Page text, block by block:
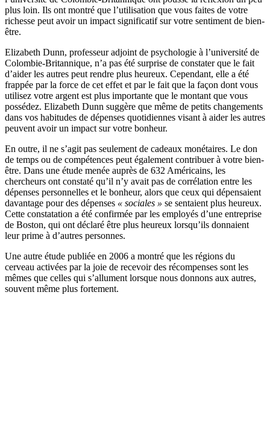
plus loin. Ils ont montré que l’utilisation que vous faites de votre
richesse peut avoir un impact significatif sur votre sentiment de bien-
être.
Elizabeth Dunn, professeur adjoint de psychologie à l’université de
Colombie-Britannique, n’a pas été surprise de constater que le fait
d’aider les autres peut rendre plus heureux. Cependant, elle a été
frappée par la force de cet effet et par le fait que la façon dont vous
utilisez votre argent est plus importante que le montant que vous
possédez. Elizabeth Dunn suggère que même de petits changements
dans vos habitudes de dépenses quotidiennes visant à aider les autres
peuvent avoir un impact sur votre bonheur.
En outre, il ne s’agit pas seulement de cadeaux monétaires. Le don
de temps ou de compétences peut également contribuer à votre bien-
être. Dans une étude menée auprès de 632 Américains, les
chercheurs ont constaté qu’il n’y avait pas de corrélation entre les
dépenses personnelles et le bonheur, alors que ceux qui dépensaient
davantage pour des dépenses « sociales » se sentaient plus heureux.
Cette constatation a été confirmée par les employés d’une entreprise
de Boston, qui ont déclaré être plus heureux lorsqu’ils donnaient
leur prime à d’autres personnes.
Une autre étude publiée en 2006 a montré que les régions du
cerveau activées par la joie de recevoir des récompenses sont les
mêmes que celles qui s’allument lorsque nous donnons aux autres,
souvent même plus fortement.